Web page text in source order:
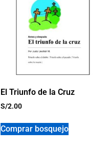
El Triunfo de la Cruz
S/2.00
Comprar bosquejo